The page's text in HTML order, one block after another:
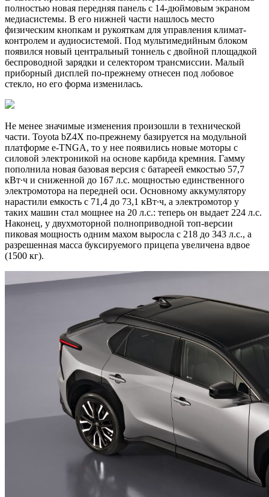
полностью новая передняя панель с 14-дюймовым экраном
медиасистемы. В его нижней части нашлось место
физическим кнопкам и рукояткам для управления климат-
контролем и аудиосистемой. Под мультимедийным блоком
появился новый центральный тоннель с двойной площадкой
беспроводной зарядки и селектором трансмиссии. Малый
приборный дисплей по-прежнему отнесен под лобовое
стекло, но его форма изменилась.
Не менее значимые изменения произошли в технической
части. Toyota bZ4X по-прежнему базируется на модульной
платформе e-TNGA, то у нее появились новые моторы с
силовой электроникой на основе карбида кремния. Гамму
пополнила новая базовая версия с батареей емкостью 57,7
кВт∙ч и сниженной до 167 л.с. мощностью единственного
электромотора на передней оси. Основному аккумулятору
нарастили емкость с 71,4 до 73,1 кВт∙ч, а электромотор у
таких машин стал мощнее на 20 л.с.: теперь он выдает 224 л.с.
Наконец, у двухмоторной полноприводной топ-версии
пиковая мощность одним махом выросла с 218 до 343 л.с., а
разрешенная масса буксируемого прицепа увеличена вдвое
(1500 кг).